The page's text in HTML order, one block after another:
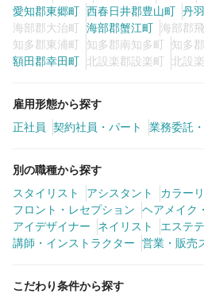
愛知郡東郷町 西春日井郡豊山町 丹
海部郡大治町
海部郡蟹江町 海部郡
知多郡東浦町
知多郡南知多町 知多
額田郡幸田町
北設楽郡設楽町 北設
雇用形態から探す
正社員
契約社員・パート 業務委託
別の職種から探す
スタイリスト
アシスタント
カラー
フロント・レセプション
ヘアメイク
アイデザイナー
ネイリスト
エステ
講師・インストラクター
営業・販売
こだわり条件から探す